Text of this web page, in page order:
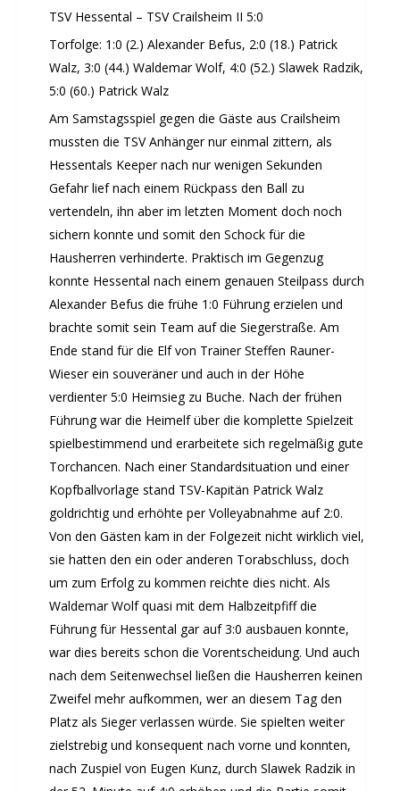
Mitarbeiterfest 2025
Seniorennachmittag 7.10.25
Sommernachtsfest 2025
13. Kinder-Sport-Spiele 2025
Mitarbeiterfest 2024
12. Kinder-Sport-Spiele 2024
Mitarbeiterfest 2023
11. Kinder-Sport-Spiele 2023
Mitarbeiterfest 2022
Sommernachtsfest 2022
Sommernachtsfest 2019
10. Kinder-Sport-Spiele 2022
26. Öhringer Stadtlauf 2019
Sportabzeichenehrung 2021
Sportabzeichenehrung 2018
Gauehrenriege
Mitarbeiterfest 2018
Seniorennachmittag 2018
Öhringer Stadtlauf 2018
Archiv 2017
Archiv 2016
Archiv 2015
FSJ
TSV Hessental – TSV Crailsheim II 5:0
Torfolge: 1:0 (2.) Alexander Befus, 2:0 (18.) Patrick
Walz, 3:0 (44.) Waldemar Wolf, 4:0 (52.) Slawek Radzik,
5:0 (60.) Patrick Walz
Am Samstagsspiel gegen die Gäste aus Crailsheim
mussten die TSV Anhänger nur einmal zittern, als
Hessentals Keeper nach nur wenigen Sekunden
Gefahr lief nach einem Rückpass den Ball zu
vertendeln, ihn aber im letzten Moment doch noch
sichern konnte und somit den Schock für die
Hausherren verhinderte. Praktisch im Gegenzug
konnte Hessental nach einem genauen Steilpass durch
Alexander Befus die frühe 1:0 Führung erzielen und
brachte somit sein Team auf die Siegerstraße. Am
Ende stand für die Elf von Trainer Steffen Rauner-
Wieser ein souveräner und auch in der Höhe
verdienter 5:0 Heimsieg zu Buche. Nach der frühen
Führung war die Heimelf über die komplette Spielzeit
spielbestimmend und erarbeitete sich regelmäßig gute
Torchancen. Nach einer Standardsituation und einer
Kopfballvorlage stand TSV-Kapitän Patrick Walz
goldrichtig und erhöhte per Volleyabnahme auf 2:0.
Von den Gästen kam in der Folgezeit nicht wirklich viel,
sie hatten den ein oder anderen Torabschluss, doch
um zum Erfolg zu kommen reichte dies nicht. Als
Waldemar Wolf quasi mit dem Halbzeitpfiff die
Führung für Hessental gar auf 3:0 ausbauen konnte,
war dies bereits schon die Vorentscheidung. Und auch
nach dem Seitenwechsel ließen die Hausherren keinen
Zweifel mehr aufkommen, wer an diesem Tag den
Platz als Sieger verlassen würde. Sie spielten weiter
zielstrebig und konsequent nach vorne und konnten,
nach Zuspiel von Eugen Kunz, durch Slawek Radzik in